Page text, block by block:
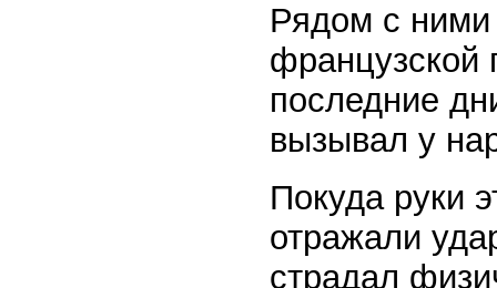
Рядом с ними
французской
последние
вызывал у
Покуда руки
отражали
страдал